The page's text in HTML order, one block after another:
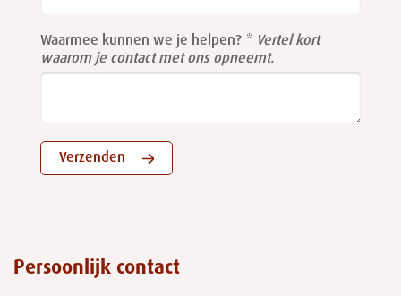
Waarmee kunnen we je helpen?
Vertel kort
waarom je contact met ons opneemt.
Verzenden
Persoonlijk contact